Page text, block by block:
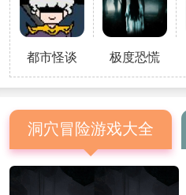
小偷杰
景故事
都市怪谈 极度恐慌
洞穴冒险游戏大全